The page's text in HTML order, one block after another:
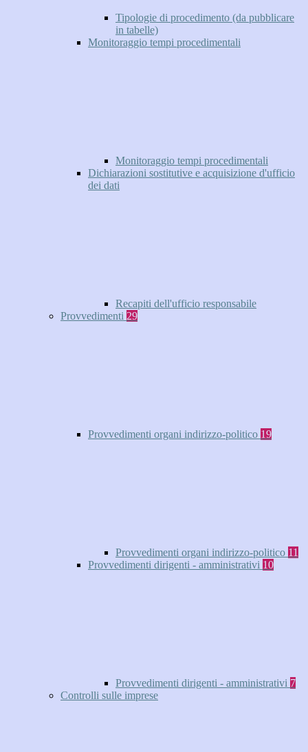
Tipologie di procedimento (da pubblicare
in tabelle)
Monitoraggio tempi procedimentali
Monitoraggio tempi procedimentali
Dichiarazioni sostitutive e acquisizione d'ufficio
dei dati
Recapiti dell'ufficio responsabile
Provvedimenti 29
Provvedimenti organi indirizzo-politico 19
Provvedimenti organi indirizzo-politico 11
Provvedimenti dirigenti - amministrativi 10
Provvedimenti dirigenti - amministrativi 7
Controlli sulle imprese